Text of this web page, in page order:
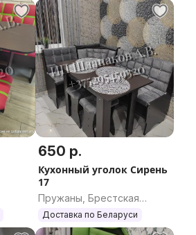
650 р.
Кухонный уголок Сирень
17
Пружаны, Брестская
область
Доставка по Беларуси